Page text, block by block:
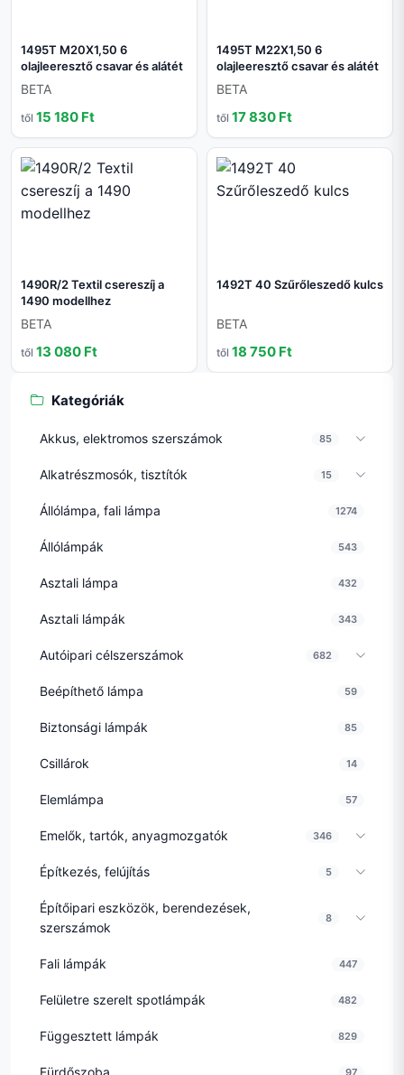
1495T M20X1,50 6
olajleeresztő csavar és alátét
BETA
től 15 180 Ft
1495T M22X1,50 6
olajleeresztő csavar és alátét
BETA
től 17 830 Ft
1490R/2 Textil csereszíj a
1490 modellhez
BETA
től 13 080 Ft
1492T 40 Szűrőleszedő kulcs
BETA
től 18 750 Ft
Kategóriák
Akkus, elektromos szerszámok 85
Alkatrészmosók, tisztítók 15
Állólámpa, fali lámpa 1274
Állólámpák 543
Asztali lámpa 432
Asztali lámpák 343
Autóipari célszerszámok 682
Beépíthető lámpa 59
Biztonsági lámpák 85
Csillárok 14
Elemlámpa 57
Emelők, tartók, anyagmozgatók 346
Építkezés, felújítás 5
Építőipari eszközök, berendezések,
szerszámok
8
Fali lámpák 447
Felületre szerelt spotlámpák 482
Függesztett lámpák 829
97